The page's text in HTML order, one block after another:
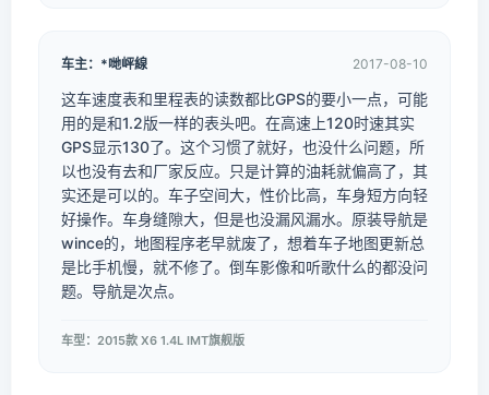
车主：*哋岼線 2017-08-10
这车速度表和里程表的读数都比GPS的要小一点，可能
用的是和1.2版一样的表头吧。在高速上120时速其实
GPS显示130了。这个习惯了就好，也没什么问题，所
以也没有去和厂家反应。只是计算的油耗就偏高了，其
实还是可以的。车子空间大，性价比高，车身短方向轻
好操作。车身缝隙大，但是也没漏风漏水。原装导航是
wince的，地图程序老早就废了，想着车子地图更新总
是比手机慢，就不修了。倒车影像和听歌什么的都没问
题。导航是次点。
车型：2015款 X6 1.4L IMT旗舰版